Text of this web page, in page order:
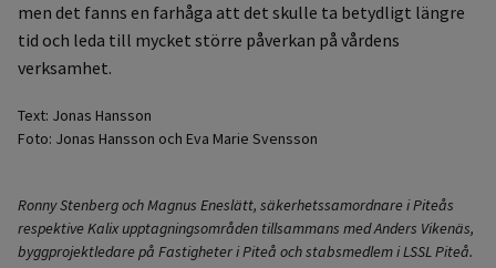
men det fanns en farhåga att det skulle ta betydligt längre
tid och leda till mycket större påverkan på vårdens
verksamhet.
Text: Jonas Hansson
Foto: Jonas Hansson och Eva Marie Svensson
Ronny Stenberg och Magnus Eneslätt, säkerhetssamordnare i Piteås
respektive Kalix upptagningsområden tillsammans med Anders Vikenäs,
byggprojektledare på Fastigheter i Piteå och stabsmedlem i LSSL Piteå.